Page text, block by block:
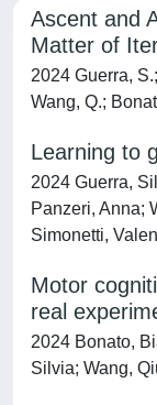
Ascent and
Matter of
2024 Guerra,
Wang, Q.;
Learning to
2024 Guerra,
Panzeri, Anna;
Simonetti,
Motor
real
2024 Bonato,
Silvia; Wang,